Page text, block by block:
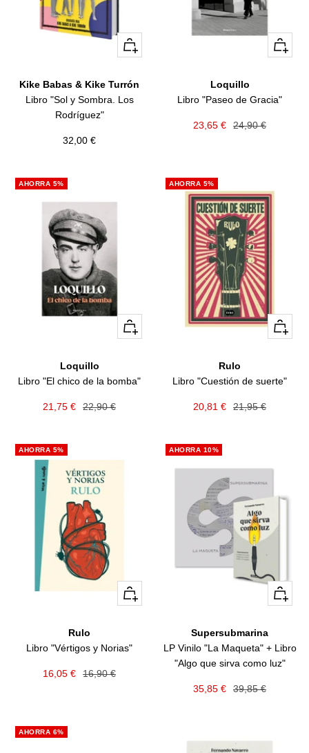
+
Añadir
Kike Babas & Kike Turrón
Libro "Sol y Sombra. Los
Rodríguez"
Precio
32,00 €
+
Añadir
Loquillo
Libro "Paseo de Gracia"
Precio
23,65 €
Precio
24,90 €
AHORRA 5%
+
Añadir
Loquillo
Libro "El chico de la bomba"
Precio
21,75 €
Precio
22,90 €
AHORRA 5%
+
Añadir
Rulo
Libro "Cuestión de suerte"
Precio
20,81 €
Precio
21,95 €
AHORRA 5%
+
Añadir
Rulo
Libro "Vértigos y Norias"
Precio
16,05 €
Precio
16,90 €
AHORRA 10%
+
Añadir
Supersubmarina
LP Vinilo "La Maqueta" + Libro
"Algo que sirva como luz"
Precio
35,85 €
Precio
39,85 €
AHORRA 6%